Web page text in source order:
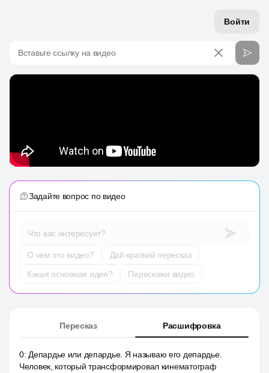
Войти
Вставьте ссылку на видео
Задайте вопрос по видео
Что вас интересует?
О чем это видео?
Дай краткий пересказ
Какая основная идея?
Перескажи видео
Пересказ Расшифровка
0: Депардье или депардье. Я называю его депардье.
Человек, который трансформировал кинематограф